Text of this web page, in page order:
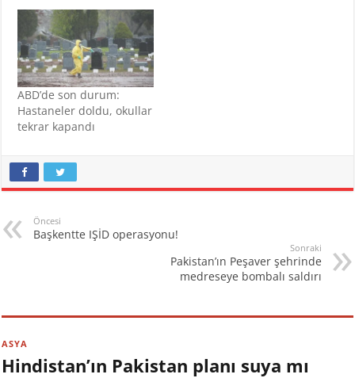
ABD’de son durum:
Hastaneler doldu, okullar
tekrar kapandı
Öncesi
Başkentte IŞİD operasyonu!
Sonraki
Pakistan’ın Peşaver şehrinde
medreseye bombalı saldırı
ASYA
Hindistan’ın Pakistan planı suya mı